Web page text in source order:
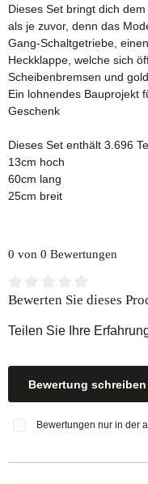
Dieses Set bringt dich
als je zuvor, denn das
Gang-Schaltgetriebe,
Heckklappe, welche sich
Scheibenbremsen und
Ein lohnendes Bauprojekt
Geschenk
Dieses Set enthält 3.696
13cm hoch
60cm lang
25cm breit
0 von 0 Bewertungen
Durchschnittliche
Bewerten Sie dieses
Teilen Sie Ihre
Bewertung schreiben
Bewertungen nur in der